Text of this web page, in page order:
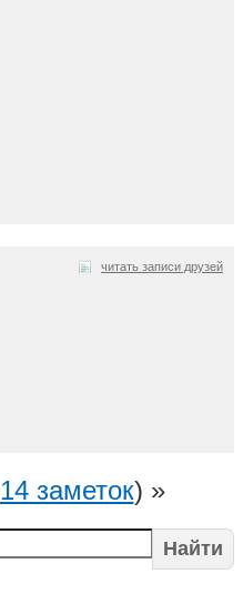
читать записи друзей
14 заметок) »
Найти